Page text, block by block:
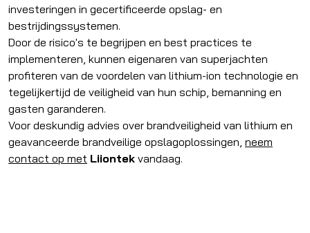
investeringen in gecertificeerde opslag- en
bestrijdingssystemen.
Door de risico's te begrijpen en best practices te
implementeren, kunnen eigenaren van superjachten
profiteren van de voordelen van lithium-ion technologie en
tegelijkertijd de veiligheid van hun schip, bemanning en
gasten garanderen.
Voor deskundig advies over brandveiligheid van lithium en
geavanceerde brandveilige opslagoplossingen, neem
contact op met Liiontek vandaag.